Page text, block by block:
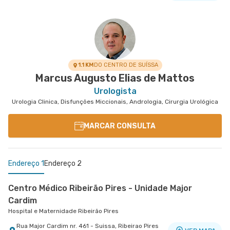
1.1 KMDO CENTRO DE SUÍSSA
Marcus Augusto Elias de Mattos
Urologista
Urologia Clinica, Disfunções Miccionais, Andrologia, Cirurgia Urológica
MARCAR CONSULTA
Endereço 1 Endereço 2
Centro Médico Ribeirão Pires - Unidade Major
Cardim
Hospital e Maternidade Ribeirão Pires
Rua Major Cardim nr. 461 - Suissa, Ribeirao Pires